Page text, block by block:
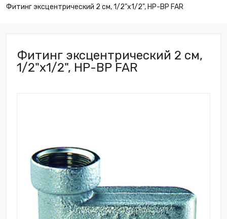
Фитинг эксцентрический 2 см, 1/2"х1/2", НР-ВР FAR
Фитинг эксцентрический 2 см,
1/2"х1/2", НР-ВР FAR